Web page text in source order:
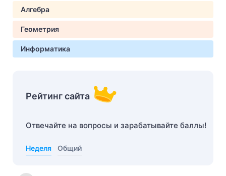
Алгебра
Геометрия
Информатика
Рейтинг сайта
Отвечайте на вопросы и зарабатывайте баллы!
Неделя Общий